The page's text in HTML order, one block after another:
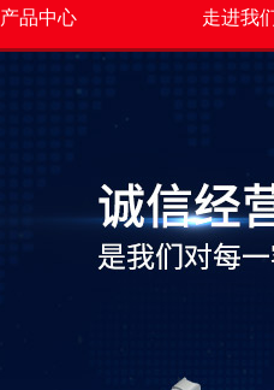
产品中心 走进我